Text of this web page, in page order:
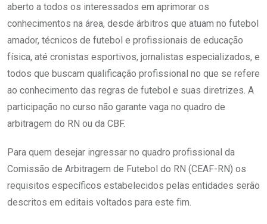
aberto a todos os interessados em aprimorar os
conhecimentos na área, desde árbitros que atuam no futebol
amador, técnicos de futebol e profissionais de educação
física, até cronistas esportivos, jornalistas especializados, e
todos que buscam qualificação profissional no que se refere
ao conhecimento das regras de futebol e suas diretrizes. A
participação no curso não garante vaga no quadro de
arbitragem do RN ou da CBF.
Para quem desejar ingressar no quadro profissional da
Comissão de Arbitragem de Futebol do RN (CEAF-RN) os
requisitos específicos estabelecidos pelas entidades serão
descritos em editais voltados para este fim.